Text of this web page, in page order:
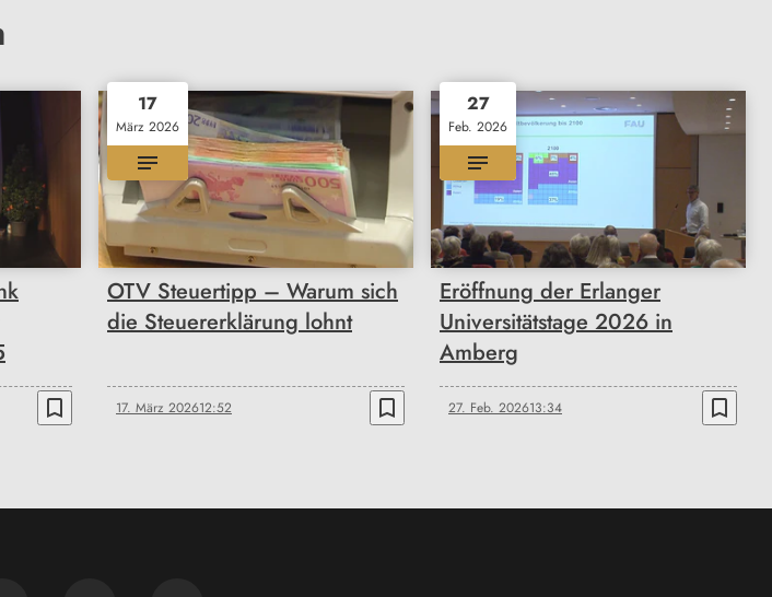
bookmark_border
17
März 2026
OTV Steuertipp – Warum sich
die Steuererklärung lohnt
17. März 202612:52 bookmark_border
27
Feb. 2026
Eröffnung der Erlanger
Universitätstage 2026 in
Amberg
27. Feb. 202613:34 bookmark_border